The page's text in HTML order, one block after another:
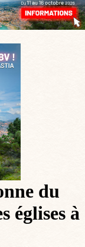
du
églises à